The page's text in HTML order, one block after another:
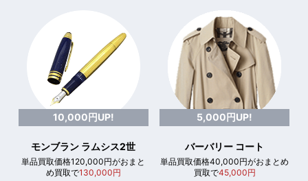
10,000円UP!
モンブラン ラムシス2世
単品買取価格120,000円がおまと
め買取で130,000円
5,000円UP!
バーバリー コート
単品買取価格40,000円がおまとめ
買取で45,000円